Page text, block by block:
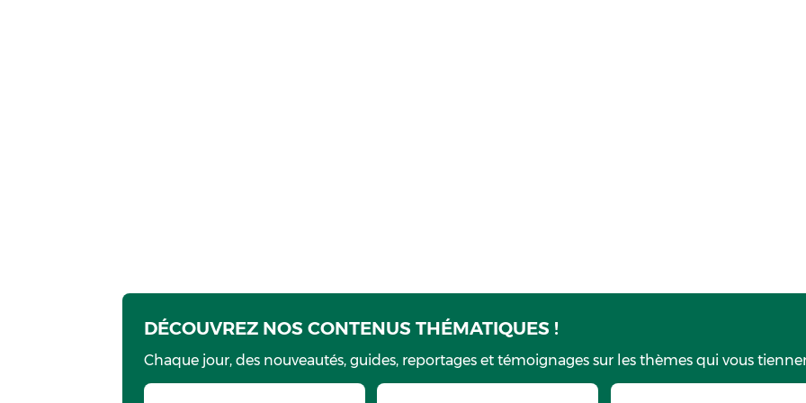
DÉCOUVREZ NOS CONTENUS THÉMATIQUES !
Chaque jour, des nouveautés, guides, reportages et témoignages sur les thèmes qui vous